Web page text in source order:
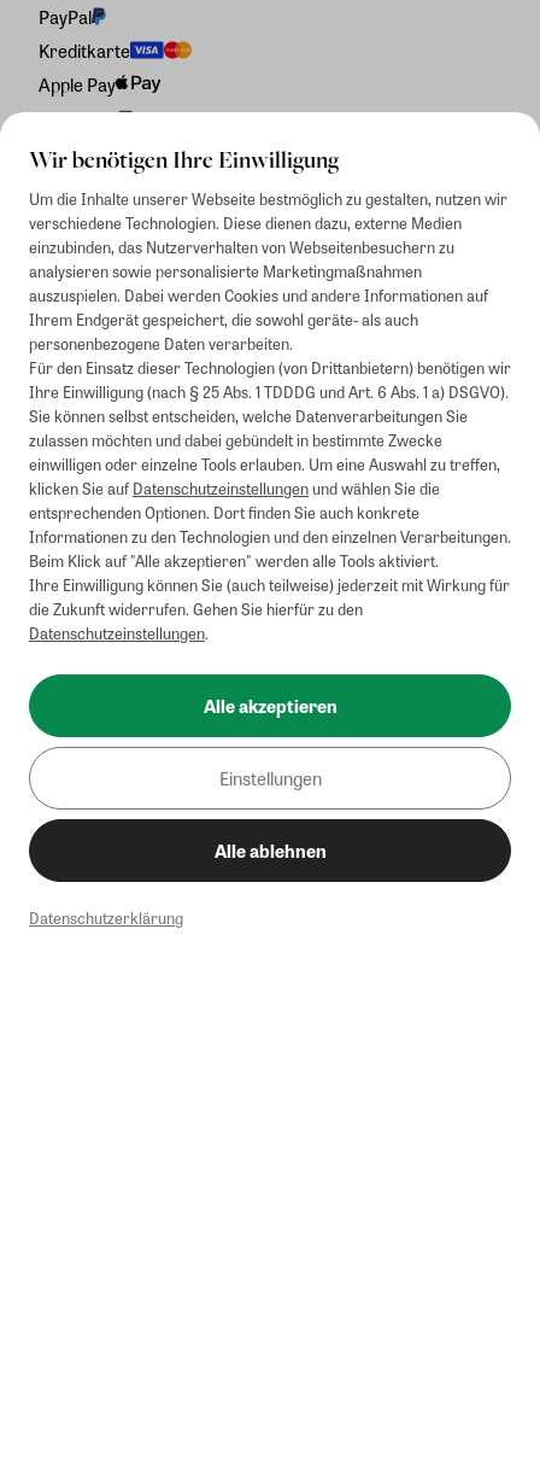
Wir benötigen Ihre Einwilligung
Um die Inhalte unserer Webseite bestmöglich zu gestalten, nutzen wir
verschiedene Technologien. Diese dienen dazu, externe Medien
einzubinden, das Nutzerverhalten von Webseitenbesuchern zu
analysieren sowie personalisierte Marketingmaßnahmen
auszuspielen. Dabei werden Cookies und andere Informationen auf
Ihrem Endgerät gespeichert, die sowohl geräte- als auch
personenbezogene Daten verarbeiten.
Für den Einsatz dieser Technologien (von Drittanbietern) benötigen wir
Ihre Einwilligung (nach § 25 Abs. 1 TDDDG und Art. 6 Abs. 1 a) DSGVO).
Sie können selbst entscheiden, welche Datenverarbeitungen Sie
zulassen möchten und dabei gebündelt in bestimmte Zwecke
einwilligen oder einzelne Tools erlauben. Um eine Auswahl zu treffen,
klicken Sie aufDatenschutzeinstellungenund wählen Sie die
entsprechenden Optionen. Dort finden Sie auch konkrete
Informationen zu den Technologien und den einzelnen Verarbeitungen.
Beim Klick auf "Alle akzeptieren" werden alle Tools aktiviert.
Ihre Einwilligung können Sie (auch teilweise) jederzeit mit Wirkung für
die Zukunft widerrufen. Gehen Sie hierfür zu den
Datenschutzeinstellungen.
Alle akzeptieren
Einstellungen
Alle ablehnen
Datenschutzerklärung
PayPal
Kreditkarte
Apple Pay
Rechnung